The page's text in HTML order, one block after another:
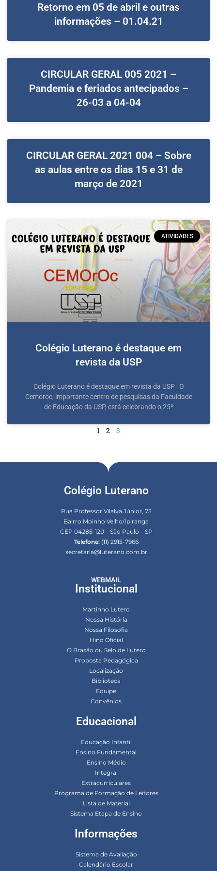
Retorno em 05 de abril e outras
informações – 01.04.21
CIRCULAR GERAL 005 2021 –
Pandemia e feriados antecipados –
26-03 a 04-04
CIRCULAR GERAL 2021 004 – Sobre
as aulas entre os dias 15 e 31 de
março de 2021
ATIVIDADES
Colégio Luterano é destaque em
revista da USP
Colégio Luterano é destaque em revista da USP O
Cemoroc, importante centro de pesquisas da Faculdade
de Educação da USP, está celebrando o 25º
1 2 3
Colégio Luterano
Rua Professor Vilalva Júnior, 73
Bairro Moinho Velho/Ipiranga
CEP 04285-120 – São Paulo – SP
Telefone:(11) 2915-7966
secretaria@luterano.com.br
WEBMAIL
Institucional
Martinho Lutero
Nossa História
Nossa Filosofia
Hino Oficial
O Brasão ou Selo de Lutero
Proposta Pedagógica
Localização
Biblioteca
Equipe
Convênios
Educacional
Educação Infantil
Ensino Fundamental
Ensino Médio
Integral
Extracurriculares
Programa de Formação de Leitores
Lista de Material
Sistema Etapa de Ensino
Informações
Sistema de Avaliação
Calendário Escolar